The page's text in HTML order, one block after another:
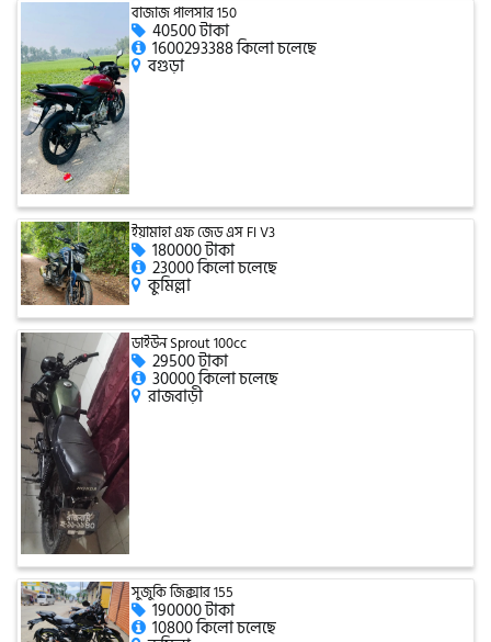
পিএইচপি (PHP)
জিপিএক্স (GPX)
টারো
স্পীডার (Speeder)
এমা (Emma)
SINSKI
জিংফু
জোনটেস
বাজাজ পালসার 150
40500 টাকা
1600293388 কিলো চলেছে
বগুড়া
ইয়ামাহা এফ জেড এস FI V3
180000 টাকা
23000 কিলো চলেছে
কুমিল্লা
ডাইউন Sprout 100cc
29500 টাকা
30000 কিলো চলেছে
রাজবাড়ী
সুজুকি জিক্সার 155
190000 টাকা
10800 কিলো চলেছে